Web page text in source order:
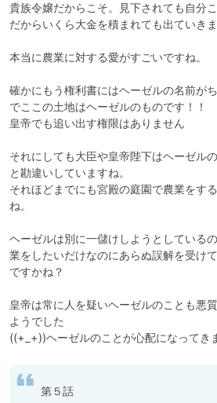
貴族令嬢だからこそ。見下されても自分
だからいくら大金を積まれても出ていき
本当に農業に対する愛がすごいですね。
確かにもう権利書にはヘーゼルの名前が
でここの土地はヘーゼルのものです！！
皇帝でも追い出す権限はありません
それにしても大臣や皇帝陛下はヘーゼル
と勘違いしていますね。
それほどまでにも宮殿の庭園で農業をす
ね。
ヘーゼルは別に一儲けしようとしている
業をしたいだけなのにあらぬ誤解を受け
ですかね？
皇帝は常に人を疑いヘーゼルのことも悪
ようでした
((+_+))ヘーゼルのことが心配になってき
第５話